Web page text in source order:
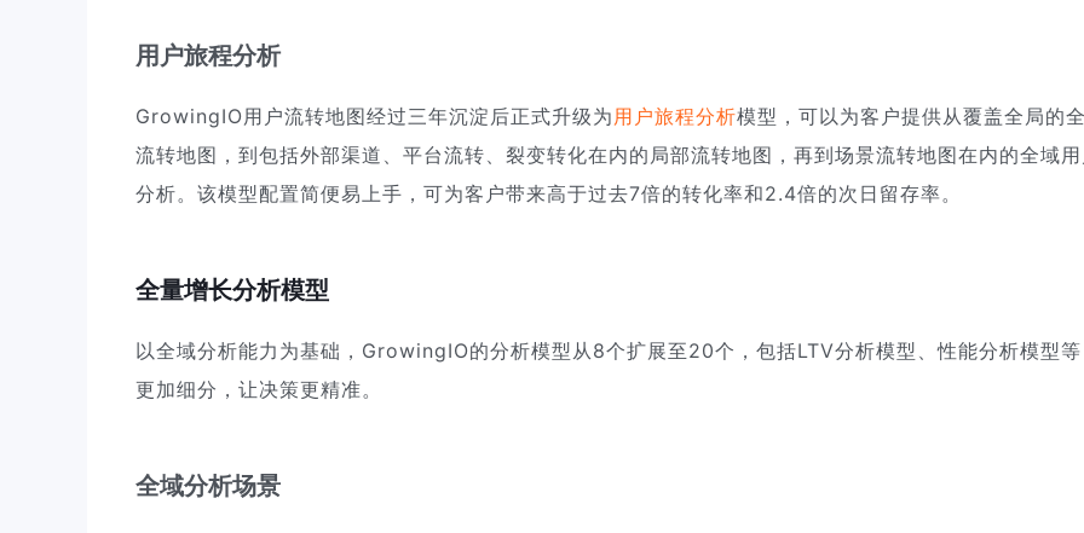
用户旅程分析
GrowingIO用户流转地图经过三年沉淀后正式升级为用户旅程分析模型，可以为客户提供从覆盖全局的
流转地图，到包括外部渠道、平台流转、裂变转化在内的局部流转地图，再到场景流转地图在内的全域
分析。该模型配置简便易上手，可为客户带来高于过去7倍的转化率和2.4倍的次日留存率。
全量增长分析模型
以全域分析能力为基础，GrowingIO的分析模型从8个扩展至20个，包括LTV分析模型、性能分析模型
更加细分，让决策更精准。
全域分析场景